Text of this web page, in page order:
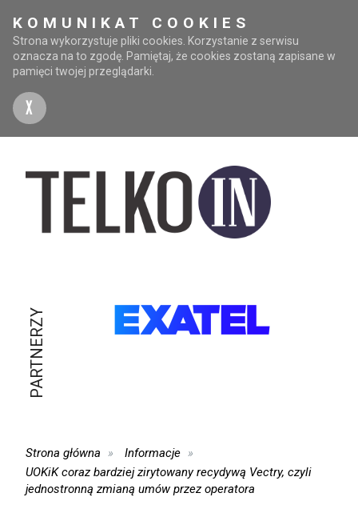
KOMUNIKAT COOKIES
Strona wykorzystuje pliki cookies. Korzystanie z serwisu
oznacza na to zgodę. Pamiętaj, że cookies zostaną zapisane w
pamięci twojej przeglądarki.
X
PARTNERZY
Strona główna
Informacje
UOKiK coraz bardziej zirytowany recydywą Vectry, czyli
jednostronną zmianą umów przez operatora